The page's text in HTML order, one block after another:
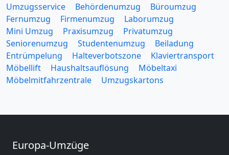
Umzugsservice Behördenumzug
Büroumzug
Fernumzug
Firmenumzug
Laborumzug
Mini Umzug
Praxisumzug
Privatumzug
Seniorenumzug
Studentenumzug
Beiladung
Entrümpelung
Halteverbotszone
Klaviertransport
Möbellift
Haushaltsauflösung
Möbeltaxi
Möbelmitfahrzentrale
Umzugskartons
Europa-Umzüge